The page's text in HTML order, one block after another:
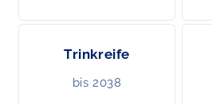
Trinkreife
bis 2038